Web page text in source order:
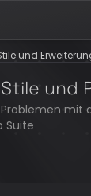
und
und
mit
Suite